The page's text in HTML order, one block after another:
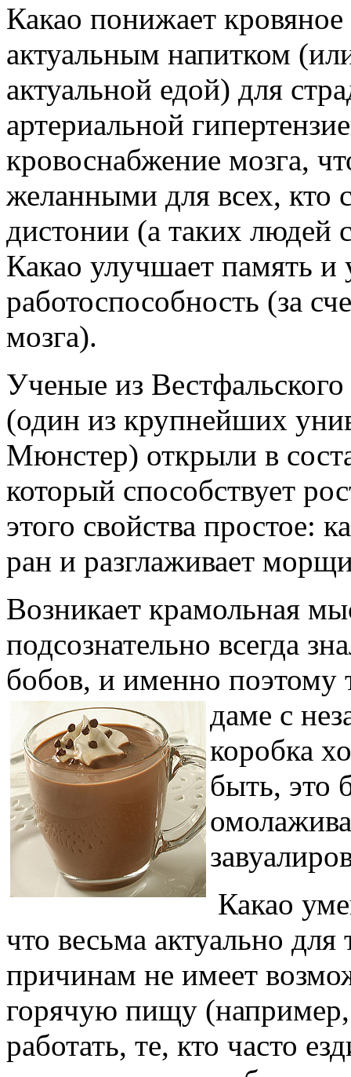
Какао понижает кровяное
актуальным напитком
актуальной едой) для
артериальной
кровоснабжение мозга,
желанными для всех, кто
дистонии (а таких
Какао улучшает память и
работоспособность (за
мозга).
Ученые из
(один из крупнейших
Мюнстер) открыли в
который способствует
этого свойства простое:
ран и разглаживает
Возникает крамольная
подсознательно всегда
бобов, и именно
даме с н
коробка
быть, это
Какао
что весьма актуально
причинам не имеет
горячую пищу
работать, те, кто часто